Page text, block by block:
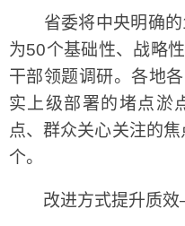
省委将中央明确的
为50个基础性、战略
干部领题调研。各地
实上级部署的堵点淤
点、群众关心关注的
个。
改进方式提升质